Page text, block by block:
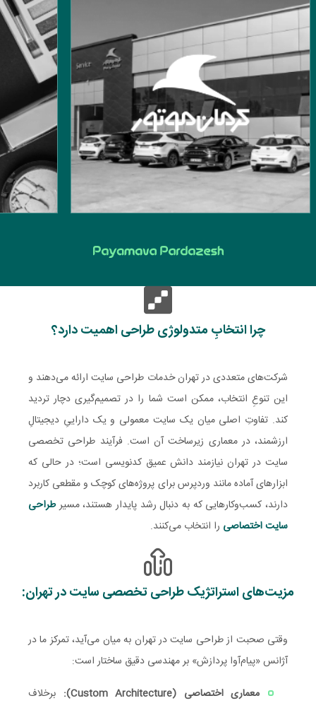
چرا انتخابِ متدولوژی طراحی اهمیت دارد؟
شرکت‌های متعددی در تهران خدمات طراحی سایت ارائه می‌دهند و
این تنوعِ انتخاب، ممکن است شما را در تصمیم‌گیری دچار تردید
کند. تفاوتِ اصلی میان یک سایت معمولی و یک داراییِ دیجیتالِ
ارزشمند، در معماری زیرساخت آن است. فرآیند طراحی تخصصی
سایت در تهران نیازمند دانش عمیق کدنویسی است؛ در حالی که
ابزارهای آماده مانند وردپرس برای پروژه‌های کوچک و مقطعی کاربرد
دارند، کسب‌وکارهایی که به دنبال رشد پایدار هستند، مسیرطراحی
سایت اختصاصی را انتخاب می‌کنند.
مزیت‌های استراتژیک طراحی تخصصی سایت در تهران:
وقتی صحبت از طراحی سایت در تهران به میان می‌آید، تمرکز ما در
آژانس «پیام‌آوا پردازش» بر مهندسی دقیق ساختار است:
معماری اختصاصی (Custom Architecture):
برخلاف